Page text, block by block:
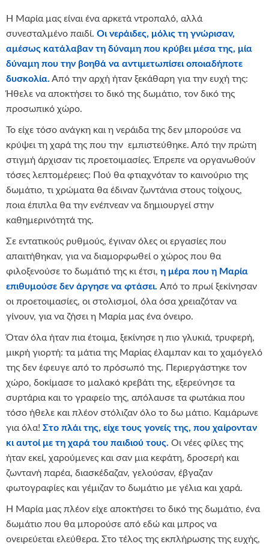
Η Μαρία μας είναι ένα αρκετά ντροπαλό, αλλά
συνεσταλμένο παιδί. Οι νεράιδες, μόλις τη γνώρισαν,
αμέσως κατάλαβαν τη δύναμη που κρύβει μέσα της, μία
δύναμη που την βοηθά να αντιμετωπίσει οποιαδήποτε
δυσκολία. Από την αρχή ήταν ξεκάθαρη για την ευχή της:
Ήθελε να αποκτήσει το δικό της δωμάτιο, τον δικό της
προσωπικό χώρο.
Το είχε τόσο ανάγκη και η νεράιδα της δεν μπορούσε να
κρύψει τη χαρά της που την εμπιστεύθηκε. Από την πρώτη
στιγμή άρχισαν τις προετοιμασίες. Έπρεπε να οργανωθούν
τόσες λεπτομέρειες: Πού θα φτιαχνόταν το καινούριο της
δωμάτιο, τι χρώματα θα έδιναν ζωντάνια στους τοίχους,
ποια έπιπλα θα την ενέπνεαν να δημιουργεί στην
καθημερινότητά της.
Σε εντατικούς ρυθμούς, έγιναν όλες οι εργασίες που
απαιτήθηκαν, για να διαμορφωθεί ο χώρος που θα
φιλοξενούσε το δωμάτιό της κι έτσι, η μέρα που η Μαρία
επιθυμούσε δεν άργησε να φτάσει. Από το πρωί ξεκίνησαν
οι προετοιμασίες, οι στολισμοί, όλα όσα χρειαζόταν να
γίνουν, για να ζήσει η Μαρία μας ένα όνειρο.
Όταν όλα ήταν πια έτοιμα, ξεκίνησε η πιο γλυκιά, τρυφερή,
μικρή γιορτή: τα μάτια της Μαρίας έλαμπαν και το χαμόγελό
της δεν έφευγε από το πρόσωπό της. Περιεργάστηκε τον
χώρο, δοκίμασε το μαλακό κρεβάτι της, εξερεύνησε τα
συρτάρια και το γραφείο της, απόλαυσε τα φωτάκια που
τόσο ήθελε και πλέον στόλιζαν όλο το δω μάτιο. Καμάρωνε
για όλα! Στο πλάι της, είχε τους γονείς της, που χαίρονταν
κι αυτοί με τη χαρά του παιδιού τους. Οι νέες φίλες της
ήταν εκεί, χαρούμενες και σαν μια κεφάτη, δροσερή και
ζωντανή παρέα, διασκέδαζαν, γελούσαν, έβγαζαν
φωτογραφίες και γέμιζαν το δωμάτιο με γέλια και χαρά.
Η Μαρία μας πλέον είχε αποκτήσει το δικό της δωμάτιο, ένα
δωμάτιο που θα μπορούσε από εδώ και μπρος να
ονειρεύεται ελεύθερα. Στο τέλος της εκπλήρωσης της ευχής,